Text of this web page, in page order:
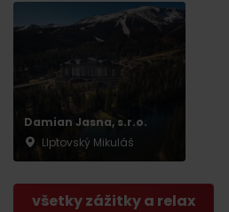
Damian Jasna, s.r.o.
LIptovský Mikuláš
všetky zážitky a relax